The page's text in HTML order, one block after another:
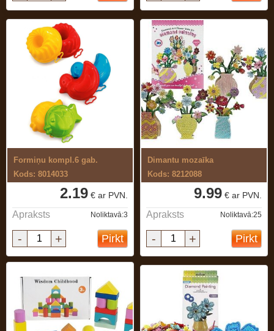
Formiņu kompl.6 gab.
Kods: 8014033
2.19 € ar PVN.
Apraksts Noliktavā:3
- + Pirkt
Dimantu mozaīka
Kods: 8212088
9.99 € ar PVN.
Apraksts Noliktavā:25
- + Pirkt